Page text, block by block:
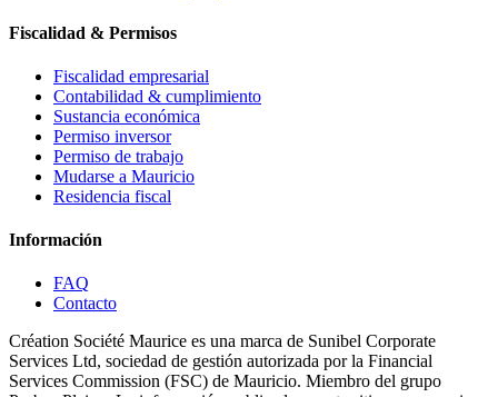
Fiscalidad & Permisos
Fiscalidad empresarial
Contabilidad & cumplimiento
Sustancia económica
Permiso inversor
Permiso de trabajo
Mudarse a Mauricio
Residencia fiscal
Información
FAQ
Contacto
Création Société Maurice es una marca de Sunibel Corporate
Services Ltd, sociedad de gestión autorizada por la Financial
Services Commission (FSC) de Mauricio. Miembro del grupo